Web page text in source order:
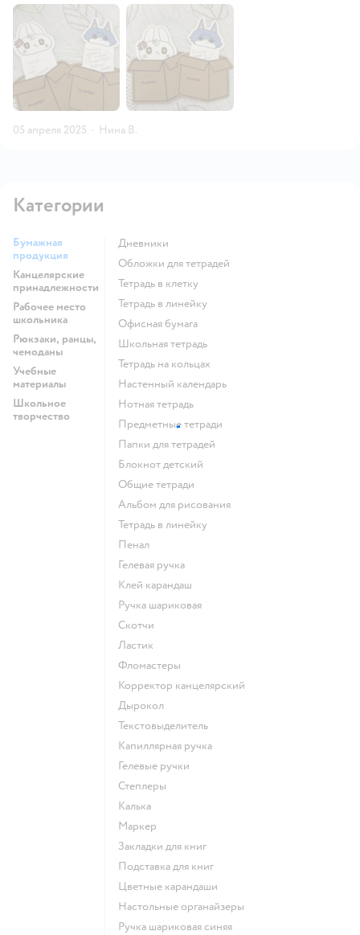
05 апреля 2025 · Нина В.
Категории
Бумажная
продукция
Канцелярские
принадлежности
Рабочее место
школьника
Рюкзаки, ранцы,
чемоданы
Учебные
материалы
Школьное
творчество
Дневники
Обложки для тетрадей
Тетрадь в клетку
Тетрадь в линейку
Офисная бумага
Школьная тетрадь
Тетрадь на кольцах
Настенный календарь
Нотная тетрадь
Предметные тетради
Папки для тетрадей
Блокнот детский
Общие тетради
Альбом для рисования
Тетрадь в линейку
Пенал
Гелевая ручка
Клей карандаш
Ручка шариковая
Скотчи
Ластик
Фломастеры
Корректор канцелярский
Дырокол
Текстовыделитель
Капиллярная ручка
Гелевые ручки
Степлеры
Калька
Маркер
Закладки для книг
Подставка для книг
Цветные карандаши
Настольные органайзеры
Ручка шариковая синяя